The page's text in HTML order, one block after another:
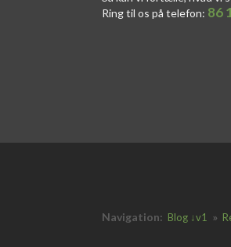
Ring til os på telefon: 86
Navigation: Blog ↓v1 »